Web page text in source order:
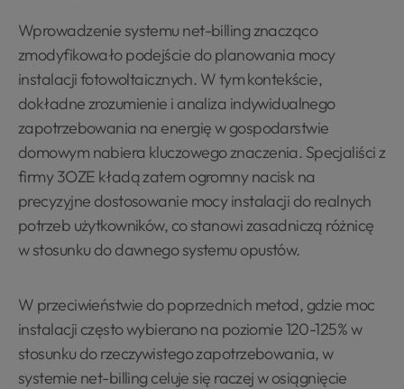
Wprowadzenie systemu net-billing znacząco
zmodyfikowało podejście do planowania mocy
instalacji fotowoltaicznych. W tym kontekście,
dokładne zrozumienie i analiza indywidualnego
zapotrzebowania na energię w gospodarstwie
domowym nabiera kluczowego znaczenia. Specjaliści z
firmy 3OZE kładą zatem ogromny nacisk na
precyzyjne dostosowanie mocy instalacji do realnych
potrzeb użytkowników, co stanowi zasadniczą różnicę
w stosunku do dawnego systemu opustów.
W przeciwieństwie do poprzednich metod, gdzie moc
instalacji często wybierano na poziomie 120-125% w
stosunku do rzeczywistego zapotrzebowania, w
systemie net-billing celuje się raczej w osiągnięcie